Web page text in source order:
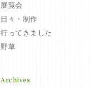
展覧会
日々・制作
行ってきました
野草
Archives